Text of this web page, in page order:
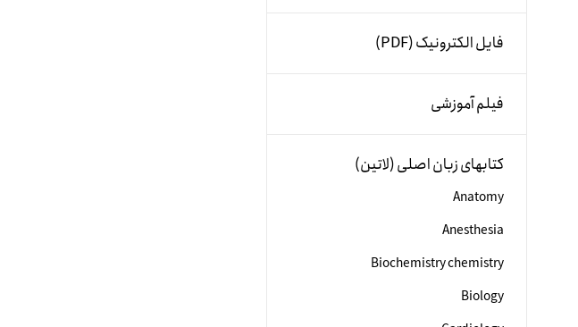
فایل الکترونیک (PDF)
فیلم آموزشی
کتابهای زبان اصلی (لاتین)
Anatomy
Anesthesia
Biochemistry chemistry
Biology